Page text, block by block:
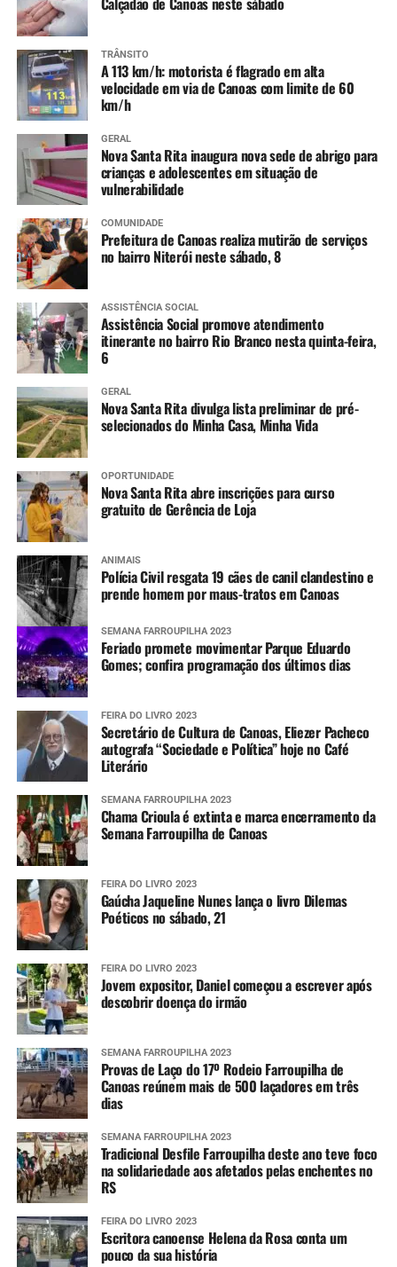
TRÂNSITO
A 113 km/h: motorista é flagrado em alta
velocidade em via de Canoas com limite de 60
km/h
GERAL
Nova Santa Rita inaugura nova sede de abrigo para
crianças e adolescentes em situação de
vulnerabilidade
COMUNIDADE
Prefeitura de Canoas realiza mutirão de serviços
no bairro Niterói neste sábado, 8
ASSISTÊNCIA SOCIAL
Assistência Social promove atendimento
itinerante no bairro Rio Branco nesta quinta-feira,
6
GERAL
Nova Santa Rita divulga lista preliminar de pré-
selecionados do Minha Casa, Minha Vida
OPORTUNIDADE
Nova Santa Rita abre inscrições para curso
gratuito de Gerência de Loja
ANIMAIS
Polícia Civil resgata 19 cães de canil clandestino e
prende homem por maus-tratos em Canoas
SEMANA FARROUPILHA 2023
Feriado promete movimentar Parque Eduardo
Gomes; confira programação dos últimos dias
FEIRA DO LIVRO 2023
Secretário de Cultura de Canoas, Eliezer Pacheco
autografa “Sociedade e Política” hoje no Café
Literário
SEMANA FARROUPILHA 2023
Chama Crioula é extinta e marca encerramento da
Semana Farroupilha de Canoas
FEIRA DO LIVRO 2023
Gaúcha Jaqueline Nunes lança o livro Dilemas
Poéticos no sábado, 21
FEIRA DO LIVRO 2023
Jovem expositor, Daniel começou a escrever após
descobrir doença do irmão
SEMANA FARROUPILHA 2023
Provas de Laço do 17º Rodeio Farroupilha de
Canoas reúnem mais de 500 laçadores em três
dias
SEMANA FARROUPILHA 2023
Tradicional Desfile Farroupilha deste ano teve foco
na solidariedade aos afetados pelas enchentes no
RS
FEIRA DO LIVRO 2023
Escritora canoense Helena da Rosa conta um
pouco da sua história